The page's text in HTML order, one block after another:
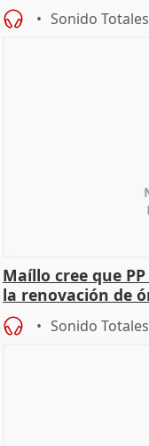
Sonido Totales
Maíllo cree que
la renovación de
Sonido Totales